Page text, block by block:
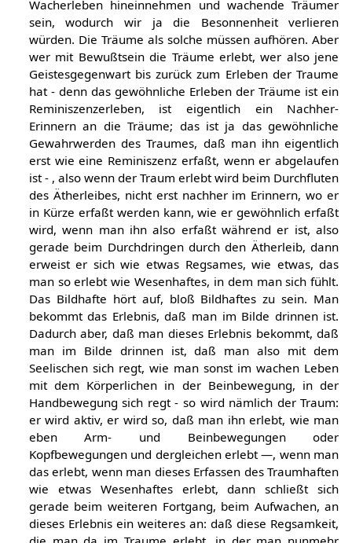
Wacherleben hineinnehmen und wachende Träumer
sein, wodurch wir ja die Besonnenheit verlieren
würden. Die Träume als solche müssen aufhören. Aber
wer mit Bewußtsein die Träume erlebt, wer also jene
Geistesgegenwart bis zurück zum Erleben der Traume
hat - denn das gewöhnliche Erleben der Träume ist ein
Reminiszenzerleben, ist eigentlich ein Nachher-
Erinnern an die Träume; das ist ja das gewöhnliche
Gewahrwerden des Traumes, daß man ihn eigentlich
erst wie eine Reminiszenz erfaßt, wenn er abgelaufen
ist - , also wenn der Traum erlebt wird beim Durchfluten
des Ätherleibes, nicht erst nachher im Erinnern, wo er
in Kürze erfaßt werden kann, wie er gewöhnlich erfaßt
wird, wenn man ihn also erfaßt während er ist, also
gerade beim Durchdringen durch den Ätherleib, dann
erweist er sich wie etwas Regsames, wie etwas, das
man so erlebt wie Wesenhaftes, in dem man sich fühlt.
Das Bildhafte hört auf, bloß Bildhaftes zu sein. Man
bekommt das Erlebnis, daß man im Bilde drinnen ist.
Dadurch aber, daß man dieses Erlebnis bekommt, daß
man im Bilde drinnen ist, daß man also mit dem
Seelischen sich regt, wie man sonst im wachen Leben
mit dem Körperlichen in der Beinbewegung, in der
Handbewegung sich regt - so wird nämlich der Traum:
er wird aktiv, er wird so, daß man ihn erlebt, wie man
eben Arm- und Beinbewegungen oder
Kopfbewegungen und dergleichen erlebt —, wenn man
das erlebt, wenn man dieses Erfassen des Traumhaften
wie etwas Wesenhaftes erlebt, dann schließt sich
gerade beim weiteren Fortgang, beim Aufwachen, an
dieses Erlebnis ein weiteres an: daß diese Regsamkeit,